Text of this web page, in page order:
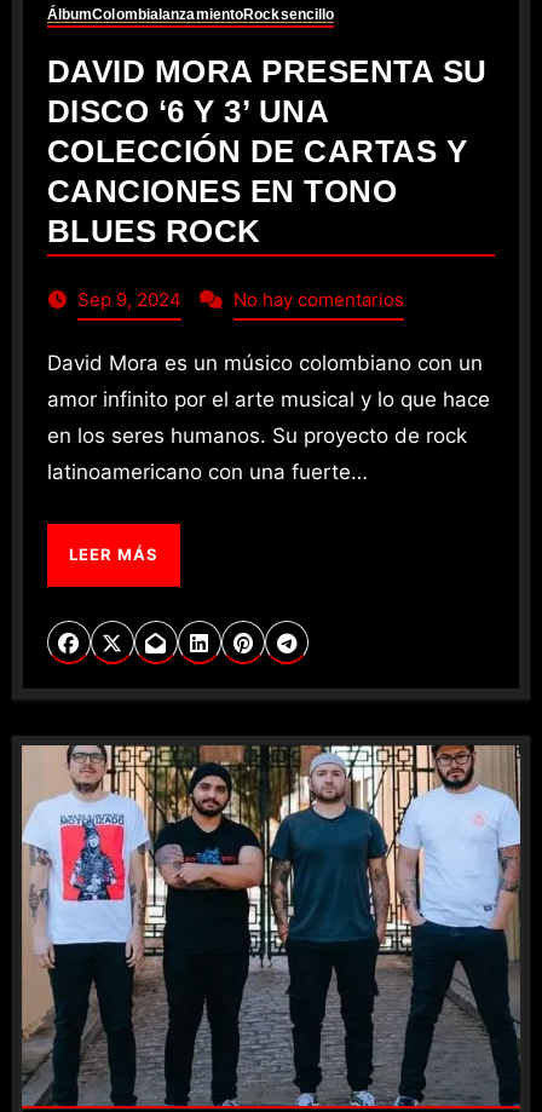
ÁlbumColombialanzamientoRocksencillo
DAVID MORA PRESENTA SU
DISCO ‘6 Y 3’ UNA
COLECCIÓN DE CARTAS Y
CANCIONES EN TONO
BLUES ROCK
Sep 9, 2024 No hay comentarios
David Mora es un músico colombiano con un
amor infinito por el arte musical y lo que hace
en los seres humanos. Su proyecto de rock
latinoamericano con una fuerte…
LEER MÁS